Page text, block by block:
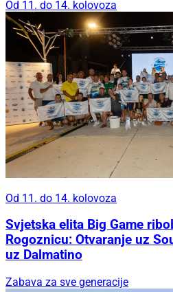
Od 11. do 14. kolovoza
Od 11. do 14. kolovoza
Svjetska elita Big Game
Rogoznicu: Otvaranje uz
uz Dalmatino
Zabava za sve generacije